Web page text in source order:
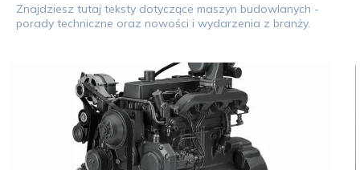
Znajdziesz tutaj teksty dotyczące maszyn budowlanych -
porady techniczne oraz nowości i wydarzenia z branży.